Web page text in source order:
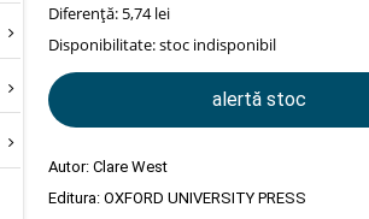
Diferență: 5,74 lei
Disponibilitate:stoc indisponibil
alertă stoc
Autor: Clare West
Editura: OXFORD UNIVERSITY PRESS